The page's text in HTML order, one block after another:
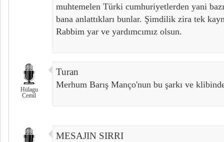
muhtemelen Türki cumhuriyetlerden yani
bana anlattıkları bunlar. Şimdilik zira tek
Rabbim yar ve yardımcımız olsun.
Hülagu
Cemil
Turan
Merhum Barış Manço'nun bu şarkı ve
MESAJIN SIRRI